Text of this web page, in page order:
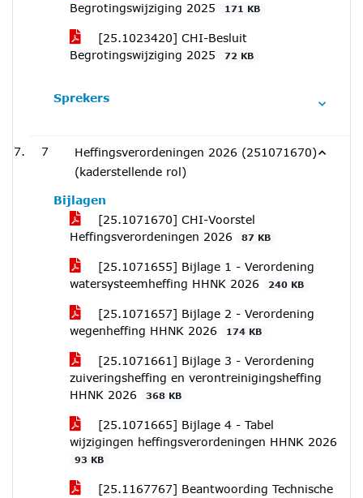
Begrotingswijziging 2025
171 KB
[25.1023420] CHI-Besluit
Begrotingswijziging 2025
72 KB
Sprekers
7
Heffingsverordeningen 2026 (251071670)
(kaderstellende rol)
Bijlagen
[25.1071670] CHI-Voorstel
Heffingsverordeningen 2026
87 KB
[25.1071655] Bijlage 1 - Verordening
watersysteemheffing HHNK 2026
240 KB
[25.1071657] Bijlage 2 - Verordening
wegenheffing HHNK 2026
174 KB
[25.1071661] Bijlage 3 - Verordening
zuiveringsheffing en verontreinigingsheffing
HHNK 2026
368 KB
[25.1071665] Bijlage 4 - Tabel
wijzigingen heffingsverordeningen HHNK 2026
93 KB
[25.1167767] Beantwoording Technische